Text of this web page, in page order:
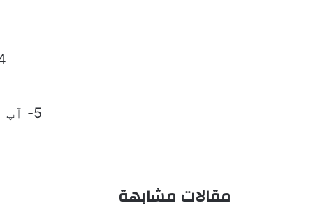
4- آپ یہاں سے
5- آپ یہاں سے نائٹ موڈ کی مزید ترتیبات دیکھ سکتے ہیں۔
مقالات مشابهة